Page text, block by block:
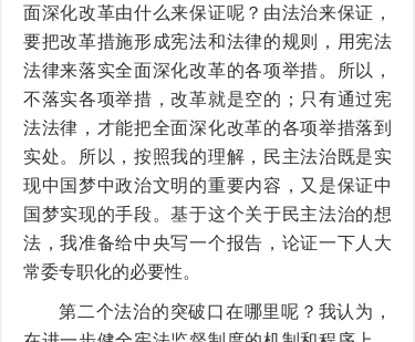
面深化改革由什么来保证呢？由法治来保证，
要把改革措施形成宪法和法律的规则，用宪法
法律来落实全面深化改革的各项举措。所以，
不落实各项举措，改革就是空的；只有通过宪
法法律，才能把全面深化改革的各项举措落到
实处。所以，按照我的理解，民主法治既是实
现中国梦中政治文明的重要内容，又是保证中
国梦实现的手段。基于这个关于民主法治的想
法，我准备给中央写一个报告，论证一下人大
常委专职化的必要性。
第二个法治的突破口在哪里呢？我认为，